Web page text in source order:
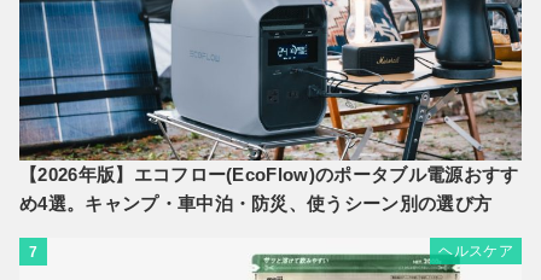
【2026年版】エコフロー(EcoFlow)のポータブル電源おすす
め4選。キャンプ・車中泊・防災、使うシーン別の選び方
7 ヘルスケア